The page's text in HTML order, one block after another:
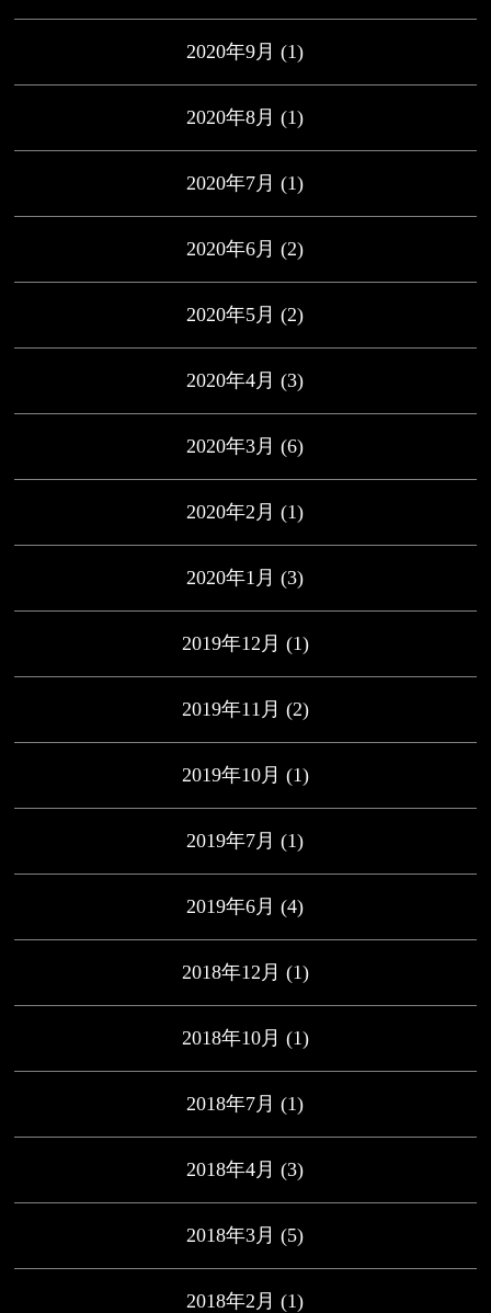
2020年9月 (1)
2020年8月 (1)
2020年7月 (1)
2020年6月 (2)
2020年5月 (2)
2020年4月 (3)
2020年3月 (6)
2020年2月 (1)
2020年1月 (3)
2019年12月 (1)
2019年11月 (2)
2019年10月 (1)
2019年7月 (1)
2019年6月 (4)
2018年12月 (1)
2018年10月 (1)
2018年7月 (1)
2018年4月 (3)
2018年3月 (5)
2018年2月 (1)